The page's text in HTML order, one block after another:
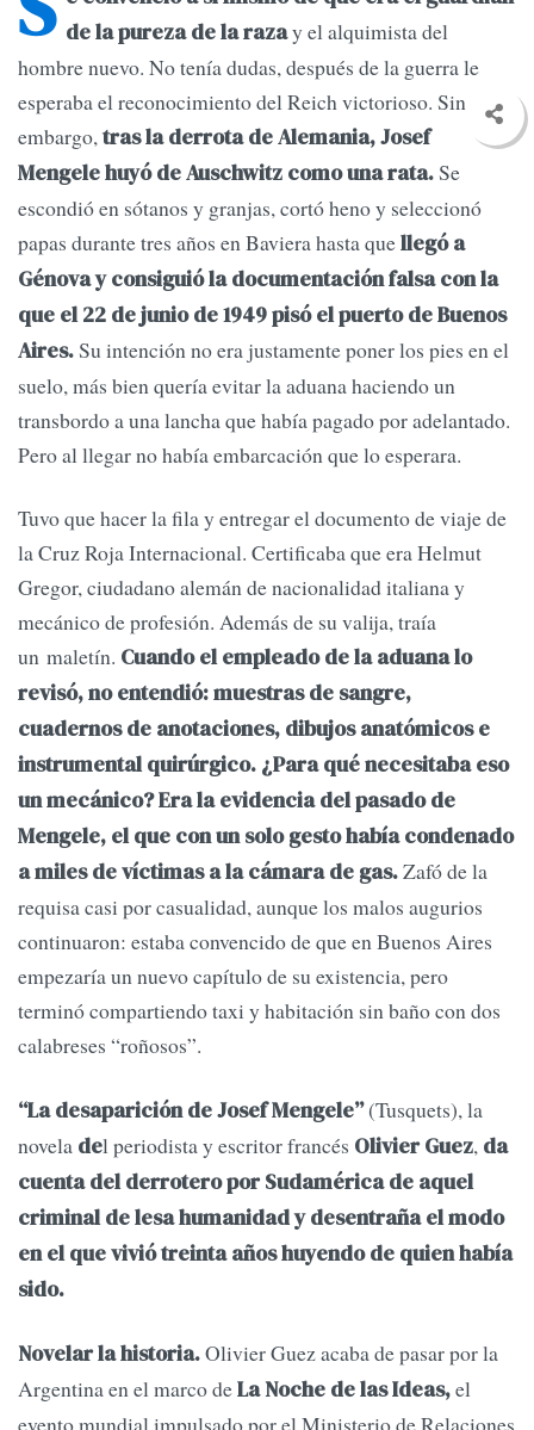
de la pureza de la razay el alquimista del
hombre nuevo. No tenía dudas, después de la guerra le
esperaba el reconocimiento del Reich victorioso. Sin
embargo,tras la derrota de Alemania, Josef
Mengele huyó de Auschwitz como una rata.Se
escondió en sótanos y granjas, cortó heno y seleccionó
papas durante tres años en Baviera hasta quellegó a
Génova y consiguió la documentación falsa con la
que el 22 de junio de 1949 pisó el puerto de Buenos
Aires.Su intención no era justamente poner los pies en el
suelo, más bien quería evitar la aduana haciendo un
transbordo a una lancha que había pagado por adelantado.
Pero al llegar no había embarcación que lo esperara.
Tuvo que hacer la fila y entregar el documento de viaje de
la Cruz Roja Internacional. Certificaba que era Helmut
Gregor, ciudadano alemán de nacionalidad italiana y
mecánico de profesión. Además de su valija, traía
un maletín. Cuando el empleado de la aduana lo
revisó, no entendió: muestras de sangre,
cuadernos de anotaciones, dibujos anatómicos e
instrumental quirúrgico. ¿Para qué necesitaba eso
un mecánico? Era la evidencia del pasado de
Mengele, el que con un solo gesto había condenado
a miles de víctimas a la cámara de gas.Zafó de la
requisa casi por casualidad, aunque los malos augurios
continuaron: estaba convencido de que en Buenos Aires
empezaría un nuevo capítulo de su existencia, pero
terminó compartiendo taxi y habitación sin baño con dos
calabreses “roñosos”.
“La desaparición de Josef Mengele”(Tusquets), la
novela del periodista y escritor francés Olivier Guez, da
cuenta del derrotero por Sudamérica de aquel
criminal de lesa humanidad y desentraña el modo
en el que vivió treinta años huyendo de quien había
sido.
Novelar la historia.Olivier Guez acaba de pasar por la
Argentina en el marco deLa Noche de las Ideas,el